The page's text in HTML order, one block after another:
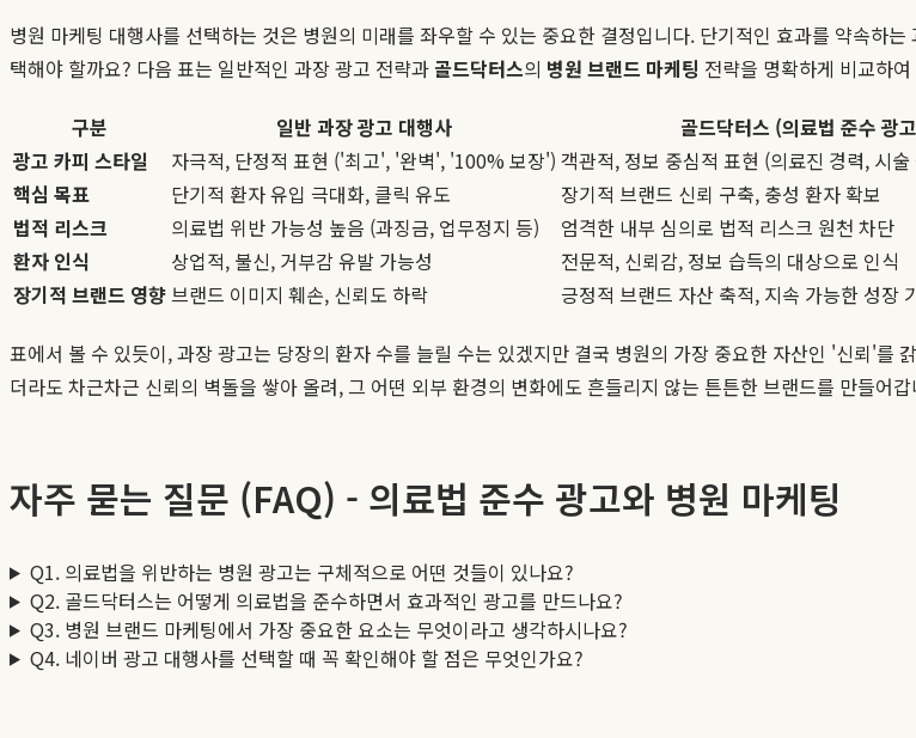
병원 마케팅 대행사를 선택하는 것은 병원의 미래를 좌우할 수 있는 중요한 결정입니다. 단기적인 효과를 약속하
택해야 할까요? 다음 표는 일반적인 과장 광고 전략과 골드닥터스의 병원 브랜드 마케팅 전략을 명확하게 비교하
구분 일반 과장 광고 대행사
골드닥터스 (의료법 준수 광
광고 카피 스타일
자극적, 단정적 표현 ('최고', '완벽', '100% 보장') 객관적, 정보 중심적 표현 (의료진 경력, 시
핵심 목표
단기적 환자 유입 극대화, 클릭 유도
장기적 브랜드 신뢰 구축, 충성 환자 확보
법적 리스크
의료법 위반 가능성 높음 (과징금, 업무정지 등)
엄격한 내부 심의로 법적 리스크 원천 차단
환자 인식
상업적, 불신, 거부감 유발 가능성
전문적, 신뢰감, 정보 습득의 대상으로 인식
장기적 브랜드 영향브랜드 이미지 훼손, 신뢰도 하락 긍정적 브랜드 자산 축적, 지속 가능한 성장
표에서 볼 수 있듯이, 과장 광고는 당장의 환자 수를 늘릴 수는 있겠지만 결국 병원의 가장 중요한 자산인 '신뢰'를
더라도 차근차근 신뢰의 벽돌을 쌓아 올려, 그 어떤 외부 환경의 변화에도 흔들리지 않는 튼튼한 브랜드를 만들어
자주 묻는 질문 (FAQ) - 의료법 준수 광고와 병원 마케팅
Q1. 의료법을 위반하는 병원 광고는 구체적으로 어떤 것들이 있나요?
Q2. 골드닥터스는 어떻게 의료법을 준수하면서 효과적인 광고를 만드나요?
Q3. 병원 브랜드 마케팅에서 가장 중요한 요소는 무엇이라고 생각하시나요?
Q4. 네이버 광고 대행사를 선택할 때 꼭 확인해야 할 점은 무엇인가요?